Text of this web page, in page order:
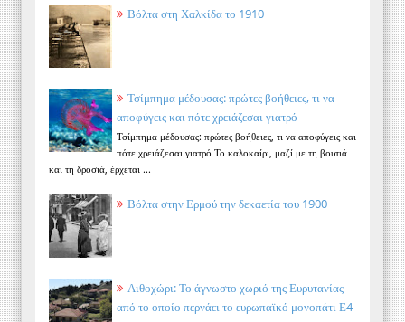
Βόλτα στη Χαλκίδα το 1910
Τσίμπημα μέδουσας: πρώτες βοήθειες, τι να
αποφύγεις και πότε χρειάζεσαι γιατρό
Τσίμπημα μέδουσας: πρώτες βοήθειες, τι να αποφύγεις και
πότε χρειάζεσαι γιατρό Το καλοκαίρι, μαζί με τη βουτιά
και τη δροσιά, έρχεται ...
Βόλτα στην Ερμού την δεκαετία του 1900
Λιθοχώρι: Το άγνωστο χωριό της Ευρυτανίας
από το οποίο περνάει το ευρωπαϊκό μονοπάτι Ε4